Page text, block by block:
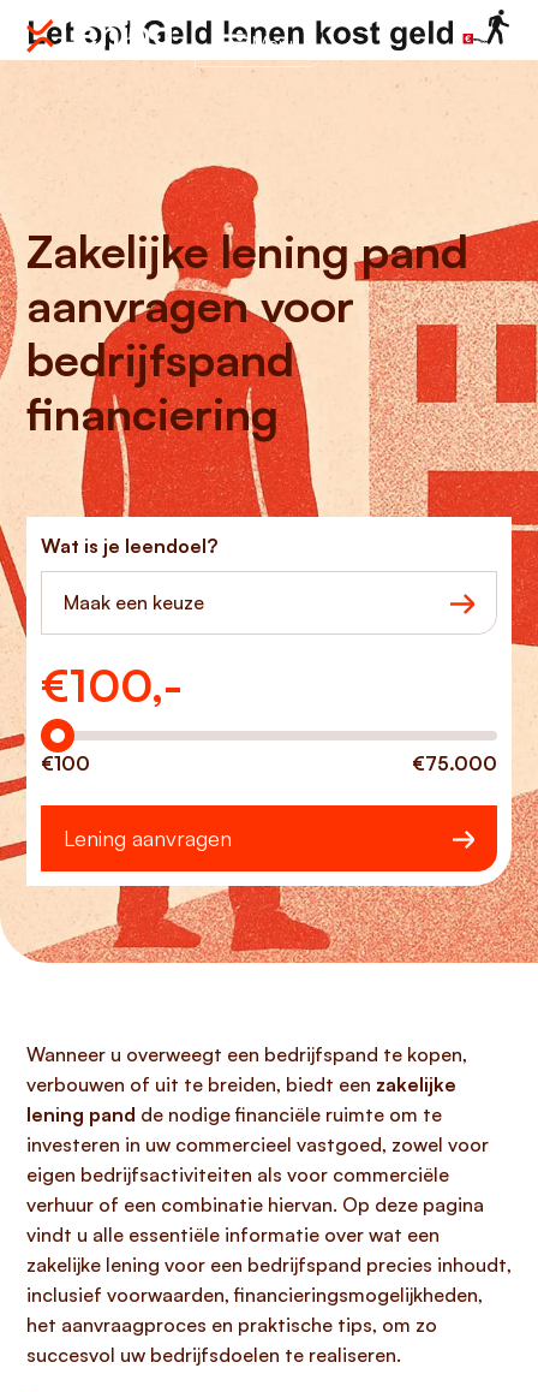
Menu
Zakelijke lening pand
aanvragen voor
bedrijfspand
financiering
Wat is je leendoel?
Maak een keuze
€100,-
Hoeveel wilt u lenen?
€100 €75.000
Lening aanvragen
Wanneer u overweegt een bedrijfspand te kopen,
verbouwen of uit te breiden, biedt een zakelijke
lening pand de nodige financiële ruimte om te
investeren in uw commercieel vastgoed, zowel voor
eigen bedrijfsactiviteiten als voor commerciële
verhuur of een combinatie hiervan. Op deze pagina
vindt u alle essentiële informatie over wat een
zakelijke lening voor een bedrijfspand precies inhoudt,
inclusief voorwaarden, financieringsmogelijkheden,
het aanvraagproces en praktische tips, om zo
succesvol uw bedrijfsdoelen te realiseren.